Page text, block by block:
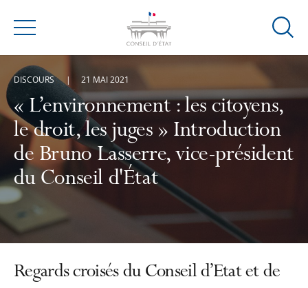
Menu
Ouvrir
« L’environnement : les citoyens,
le droit, les juges » Introduction
de Bruno Lasserre, vice-président
du Conseil d'État
DISCOURS 21 MAI 2021
Regards croisés du Conseil d’Etat et de